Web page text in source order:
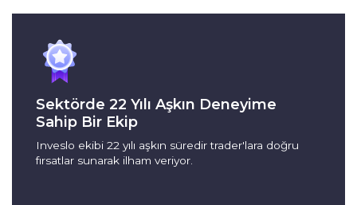
Sektörde 22 Yılı Aşkın Deneyime
Sahip Bir Ekip
Inveslo ekibi 22 yılı aşkın süredir trader'lara doğru
fırsatlar sunarak ilham veriyor.